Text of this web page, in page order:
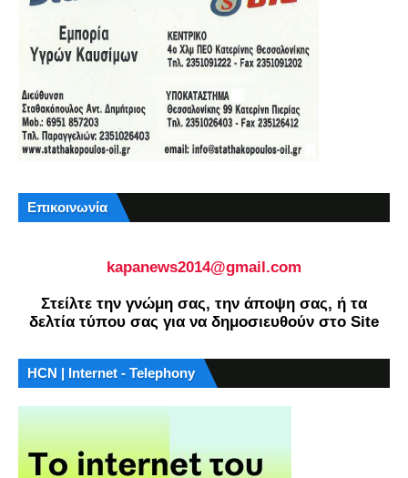
Επικοινωνία
kapanews2014@gmail.com
Στείλτε την γνώμη σας, την άποψη σας, ή τα
δελτία τύπου σας για να δημοσιευθούν στο Site
HCN | Internet - Telephony